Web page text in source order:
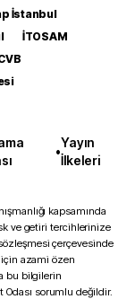
İstanbul
İTOSAM
•
Yayın
İlkeleri
kapsamında
ve getiri tercihlerinize
çerçevesinde
azami özen
bu bilgilerin
Odası sorumlu değildir.